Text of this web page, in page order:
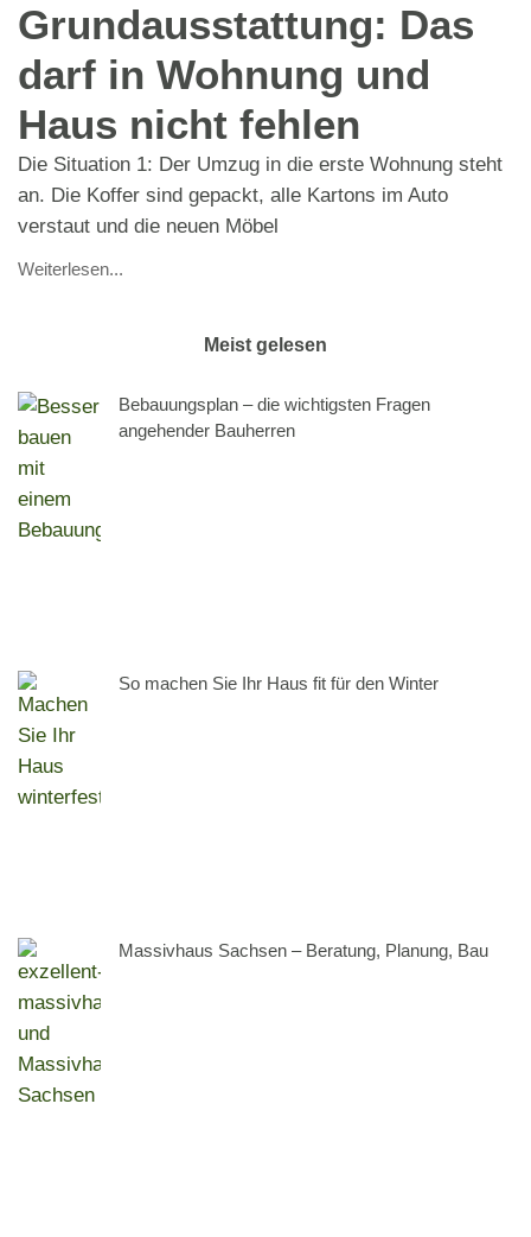
Grundausstattung: Das
darf in Wohnung und
Haus nicht fehlen
Die Situation 1: Der Umzug in die erste Wohnung steht
an. Die Koffer sind gepackt, alle Kartons im Auto
verstaut und die neuen Möbel
Weiterlesen...
Meist gelesen
Bebauungsplan – die wichtigsten Fragen
angehender Bauherren
So machen Sie Ihr Haus fit für den Winter
Massivhaus Sachsen – Beratung, Planung, Bau